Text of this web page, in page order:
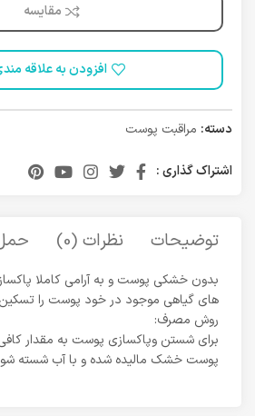
مقایسه
افزودن به علاقه
دسته: مراقبت پوست
اشتراک گذاری :
توضیحات نظرات (0)
بدون خشکی پوست و به آرامی کاملا
های گیاهی موجود در خود پوست را
روش مصرف:
برای شستن وپاکسازی پوست به مقدار
پوست خشک مالیده شده و با آب شسته